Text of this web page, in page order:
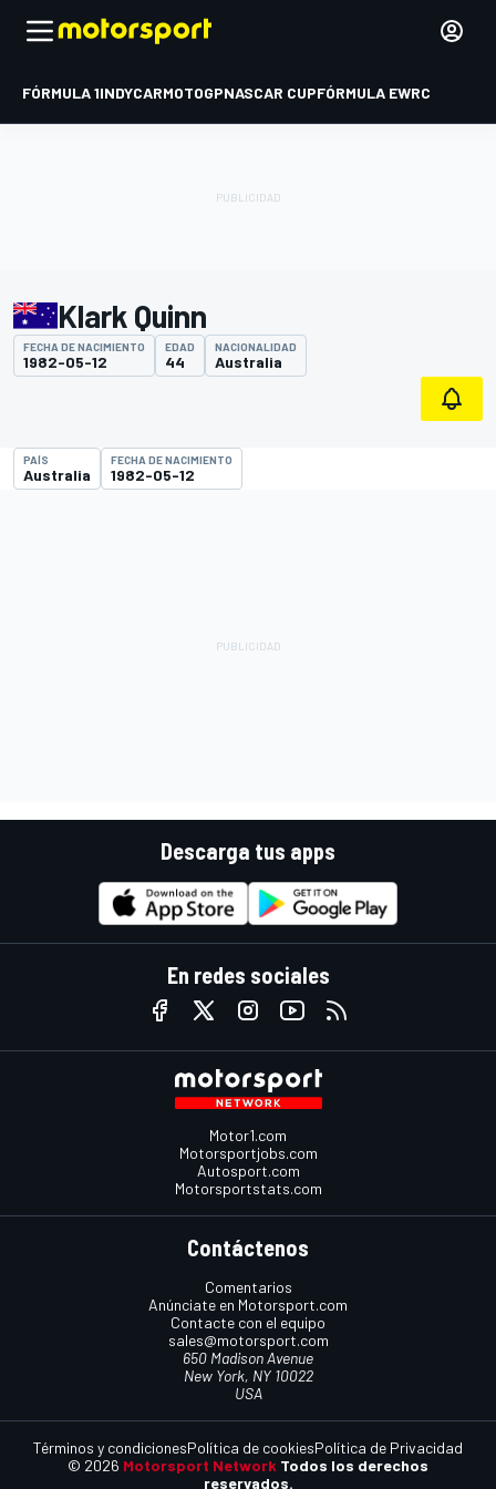
FÓRMULA 1INDYCARMOTOGPNASCAR CUPFÓRMULA EWRC
Klark Quinn
FECHA DE NACIMIENTO
1982-05-12
EDAD
44
NACIONALIDAD
Australia
PAÍS
Australia
FECHA DE NACIMIENTO
1982-05-12
Descarga tus apps
En redes sociales
Motor1.com
Motorsportjobs.com
Autosport.com
Motorsportstats.com
Contáctenos
Comentarios
Anúnciate en Motorsport.com
Contacte con el equipo
sales@motorsport.com
650 Madison Avenue
New York, NY 10022
USA
© 2026 Motorsport Network Todos los derechos
reservados.
Términos y condicionesPolítica de cookiesPolítica de Privacidad